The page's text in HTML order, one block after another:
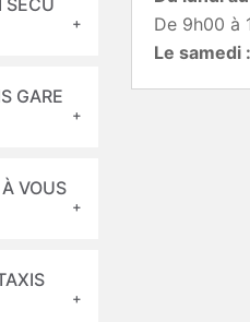
SECU
GARE
VOUS
De 9h00 à
Le samedi :